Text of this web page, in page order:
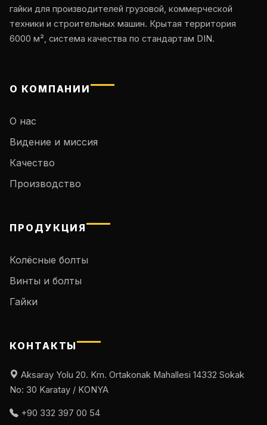
гайки для производителей грузовой, коммерческой
техники и строительных машин. Крытая территория
6000 м², система качества по стандартам DIN.
О КОМПАНИИ
О нас
Видение и миссия
Качество
Производство
ПРОДУКЦИЯ
Колёсные болты
Винты и болты
Гайки
КОНТАКТЫ
Aksaray Yolu 20. Km. Ortakonak Mahallesi 14332 Sokak
No: 30 Karatay / KONYA
+90 332 397 00 54